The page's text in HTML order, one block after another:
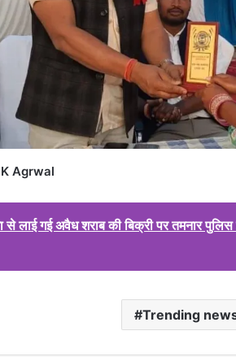
Agrwal
से लाई गई अवैध शराब की बिक्री पर तमनार
Trending